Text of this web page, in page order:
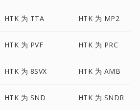
HTK 为 TTA HTK 为 MP2
HTK 为 PVF HTK 为 PRC
HTK 为 8SVX HTK 为 AMB
HTK 为 SND HTK 为 SNDR